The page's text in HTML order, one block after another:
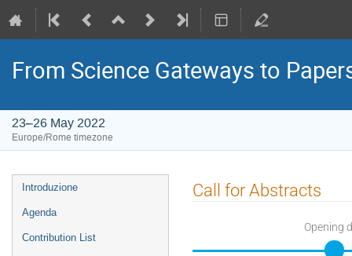
From Science Gateways to
23–26 May 2022
Europe/Rome timezone
Event
menu
Introduzione
Agenda
Contribution List
Call for Abstracts
Opening